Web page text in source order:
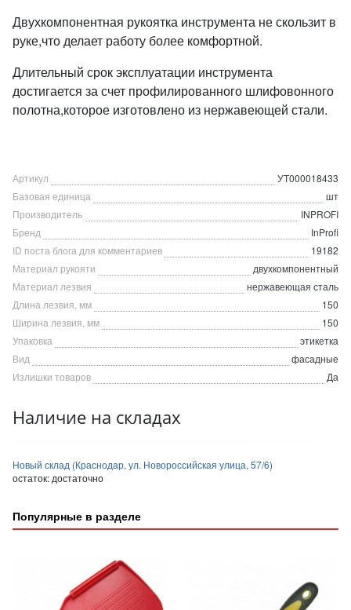
Двухкомпонентная рукоятка инструмента не скользит в
руке,что делает работу более комфортной.
Длительный срок эксплуатации инструмента
достигается за счет профилированного шлифовонного
полотна,которое изготовлено из нержавеющей стали.
Артикул
УТ000018433
Базовая единица
шт
Производитель
INPROFI
Бренд
InProfi
ID поста блога для комментариев
19182
Материал рукояти
двухкомпонентный
Материал лезвия
нержавеющая сталь
Длина лезвия, мм
150
Ширина лезвия, мм
150
Упаковка
этикетка
Вид
фасадные
Излишки товаров
Да
Наличие на складах
Новый склад (Краснодар, ул. Новороссийская улица, 57/6)
остаток: достаточно
Популярные в разделе